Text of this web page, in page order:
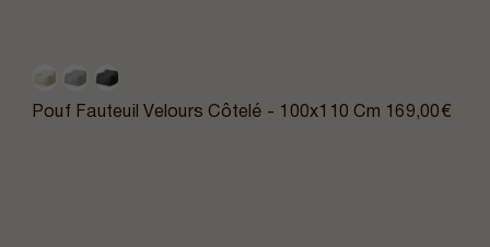
Pouf Fauteuil Velours Côtelé - 100x110 Cm 169,00€